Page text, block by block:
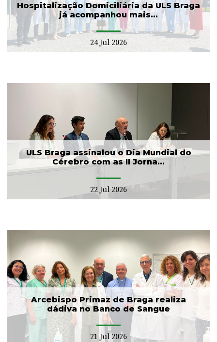
Hospitalização Domiciliária da ULS Braga
já acompanhou mais...
24 Jul 2026
ULS Braga assinalou o Dia Mundial do
Cérebro com as II Jorna...
22 Jul 2026
Arcebispo Primaz de Braga realiza
dádiva no Banco de Sangue
21 Jul 2026